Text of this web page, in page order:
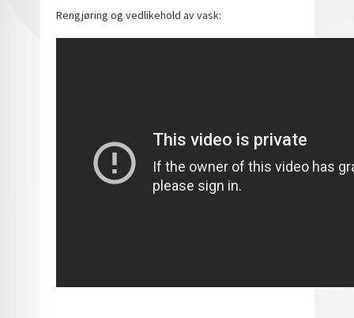
Rengjøring og vedlikehold av vask: